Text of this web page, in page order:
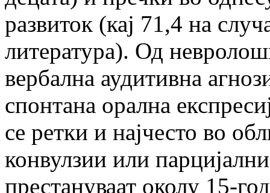
развиток (кај 71,4 на
литература). Од
вербална аудитивна
спонтана орална
се ретки и најчесто во
конвулзии или
престануваат околу 15-